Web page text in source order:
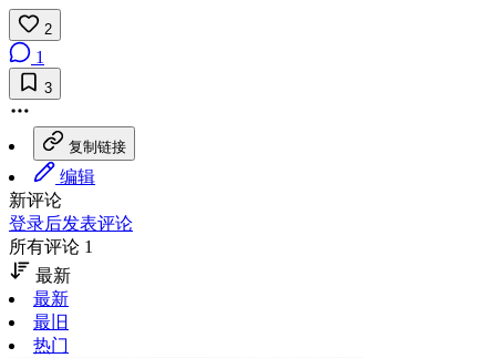
2
1
3
复制链接
编辑
新评论
登录后发表评论
所有评论 1
最新
最新
最旧
热门